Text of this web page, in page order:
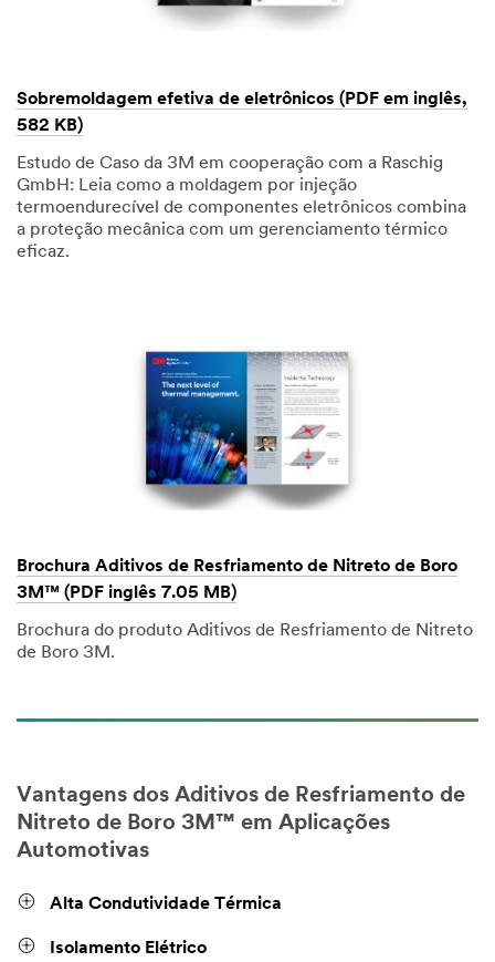
Sobremoldagem efetiva de eletrônicos (PDF em inglês,
582 KB)
Estudo de Caso da 3M em cooperação com a Raschig
GmbH: Leia como a moldagem por injeção
termoendurecível de componentes eletrônicos combina
a proteção mecânica com um gerenciamento térmico
eficaz.
Brochura Aditivos de Resfriamento de Nitreto de Boro
3M™ (PDF inglês 7.05 MB)
Brochura do produto Aditivos de Resfriamento de Nitreto
de Boro 3M.
Vantagens dos Aditivos de Resfriamento de
Nitreto de Boro 3M™ em Aplicações
Automotivas
Alta Condutividade Térmica
Isolamento Elétrico